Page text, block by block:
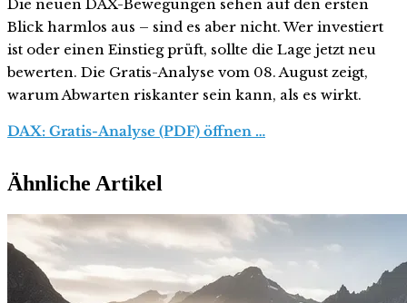
Die neuen DAX-Bewegungen sehen auf den ersten
Blick harmlos aus – sind es aber nicht. Wer investiert
ist oder einen Einstieg prüft, sollte die Lage jetzt neu
bewerten. Die Gratis-Analyse vom 08. August zeigt,
warum Abwarten riskanter sein kann, als es wirkt.
DAX: Gratis-Analyse (PDF) öffnen …
Ähnliche Artikel